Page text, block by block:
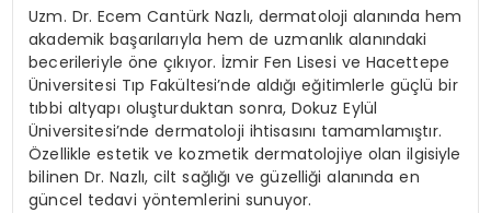
Uzm. Dr. Ecem Cantürk Nazlı, dermatoloji alanında hem
akademik başarılarıyla hem de uzmanlık alanındaki
becerileriyle öne çıkıyor. İzmir Fen Lisesi ve Hacettepe
Üniversitesi Tıp Fakültesi’nde aldığı eğitimlerle güçlü bir
tıbbi altyapı oluşturduktan sonra, Dokuz Eylül
Üniversitesi’nde dermatoloji ihtisasını tamamlamıştır.
Özellikle estetik ve kozmetik dermatolojiye olan ilgisiyle
bilinen Dr. Nazlı, cilt sağlığı ve güzelliği alanında en
güncel tedavi yöntemlerini sunuyor.